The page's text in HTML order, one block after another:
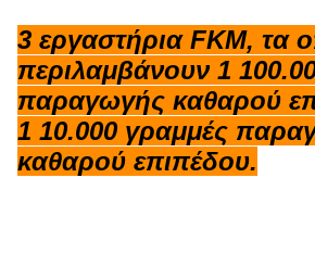
3 εργαστήρια FKM, τα
περιλαμβάνουν 1
παραγωγής καθαρού
1 10.000 γραμμές
καθαρού επιπέδου.